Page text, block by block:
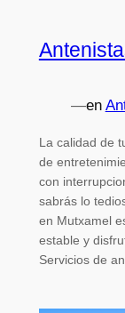
—en
La calidad de
de
con
sabrás lo
en Mutxamel
estable y
Servicios de